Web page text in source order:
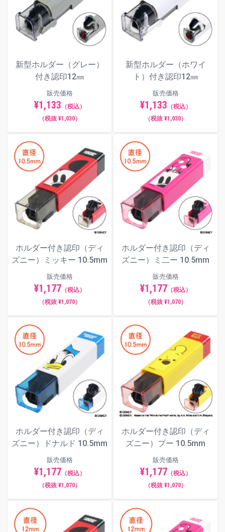
新型ホルダー（グレー）
付き認印12㎜
販売価格
¥1,133 （税込）
（税抜 ¥1,030）
新型ホルダー（ホワイ
ト）付き認印12㎜
販売価格
¥1,133 （税込）
（税抜 ¥1,030）
ホルダー付き認印（ディ
ズニー）ミッキー 10.5mm
販売価格
¥1,177 （税込）
（税抜 ¥1,070）
ホルダー付き認印（ディ
ズニー）ミ二ー 10.5mm
販売価格
¥1,177 （税込）
（税抜 ¥1,070）
ホルダー付き認印（ディ
ズニー）ドナルド 10.5mm
販売価格
¥1,177 （税込）
（税抜 ¥1,070）
ホルダー付き認印（ディ
ズニー）プー 10.5mm
販売価格
¥1,177 （税込）
（税抜 ¥1,070）